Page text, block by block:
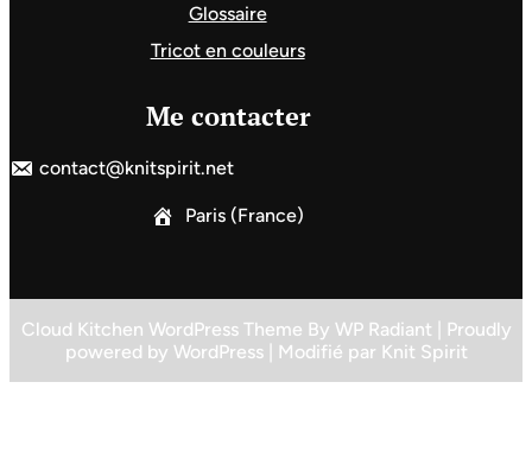
Glossaire
Tricot en couleurs
Me contacter
contact@knitspirit.net
Paris (France)
Cloud Kitchen WordPress Theme By WP Radiant | Proudly
powered by WordPress| Modifié par Knit Spirit